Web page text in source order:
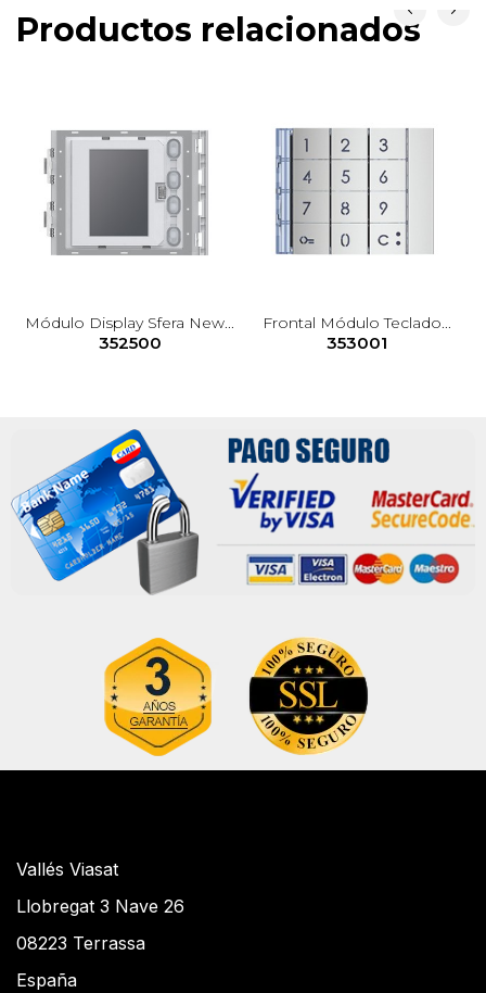
Productos relacionados
Módulo Display Sfera New...
352500
Frontal Módulo Teclado...
353001
Vallés Viasat
Llobregat 3 Nave 26
08223 Terrassa
España